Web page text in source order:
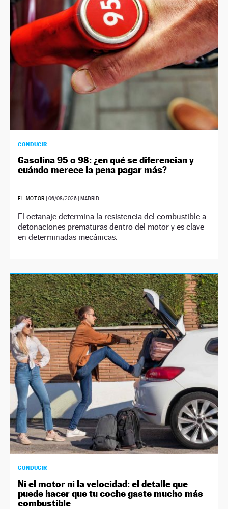
NEWSLETTER
SÍGUENOS
CONDUCIR
Gasolina 95 o 98: ¿en qué se diferencian y
cuándo merece la pena pagar más?
EL MOTOR | 06/08/2026| MADRID
El octanaje determina la resistencia del combustible a
detonaciones prematuras dentro del motor y es clave
en determinadas mecánicas.
CONDUCIR
Ni el motor ni la velocidad: el detalle que
puede hacer que tu coche gaste mucho más
combustible